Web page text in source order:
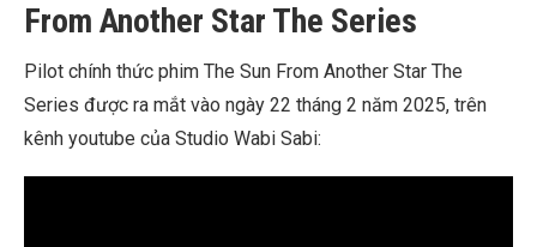
From Another Star The Series
Pilot chính thức phim The Sun From Another Star The
Series được ra mắt vào ngày 22 tháng 2 năm 2025, trên
kênh youtube của Studio Wabi Sabi: